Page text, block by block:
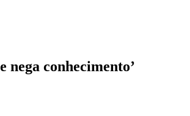
nega conhecimento’